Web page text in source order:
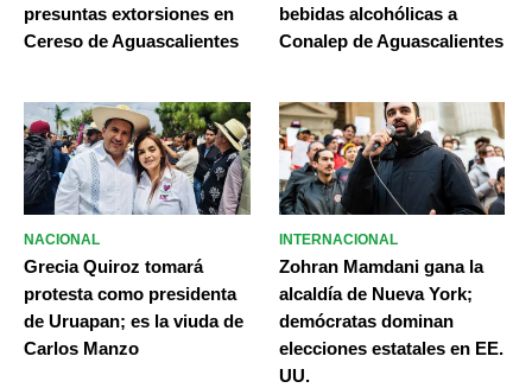
presuntas extorsiones en
Cereso de Aguascalientes
bebidas alcohólicas a
Conalep de Aguascalientes
NACIONAL
Grecia Quiroz tomará
protesta como presidenta
de Uruapan; es la viuda de
Carlos Manzo
INTERNACIONAL
Zohran Mamdani gana la
alcaldía de Nueva York;
demócratas dominan
elecciones estatales en EE.
UU.